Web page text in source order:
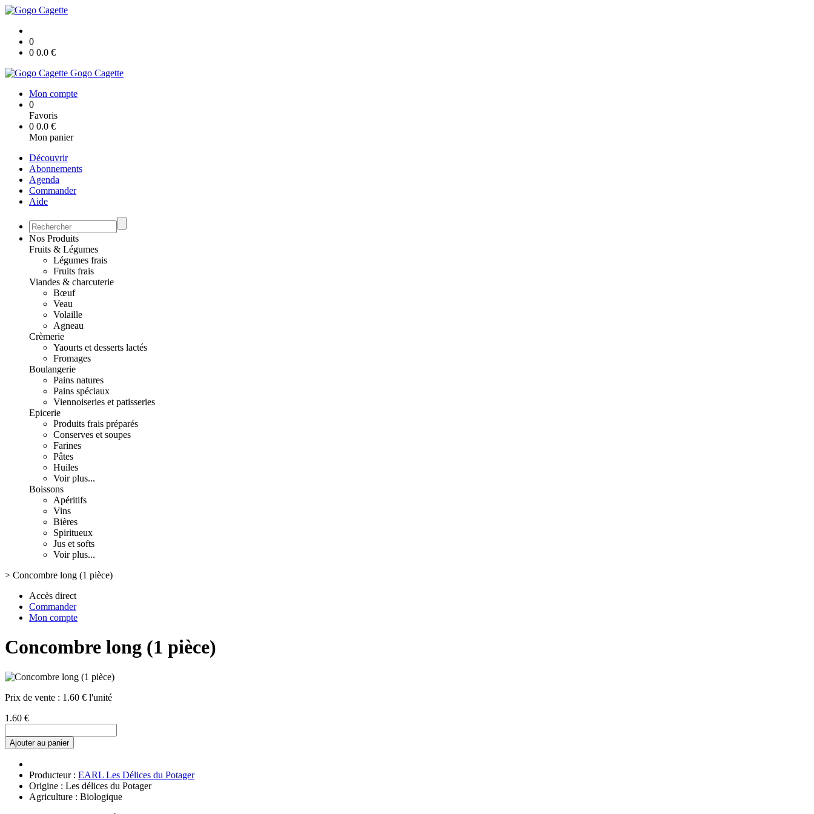
0
0 0.0 €
Gogo Cagette
Mon compte
0
Favoris
0 0.0 €
Mon panier
Découvrir
Abonnements
Agenda
Commander
Aide
Nos Produits
Fruits & Légumes
Légumes frais
Fruits frais
Viandes & charcuterie
Bœuf
Veau
Volaille
Agneau
Crèmerie
Yaourts et desserts lactés
Fromages
Boulangerie
Pains natures
Pains spéciaux
Viennoiseries et patisseries
Epicerie
Produits frais préparés
Conserves et soupes
Farines
Pâtes
Huiles
Voir plus...
Boissons
Apéritifs
Vins
Bières
Spiritueux
Jus et softs
Voir plus...
> Concombre long (1 pièce)
Accès direct
Commander
Mon compte
Concombre long (1 pièce)
Prix de vente : 1.60 € l'unité
1.60 €
Ajouter au panier
Producteur : EARL Les Délices du Potager
Origine : Les délices du Potager
Agriculture : Biologique